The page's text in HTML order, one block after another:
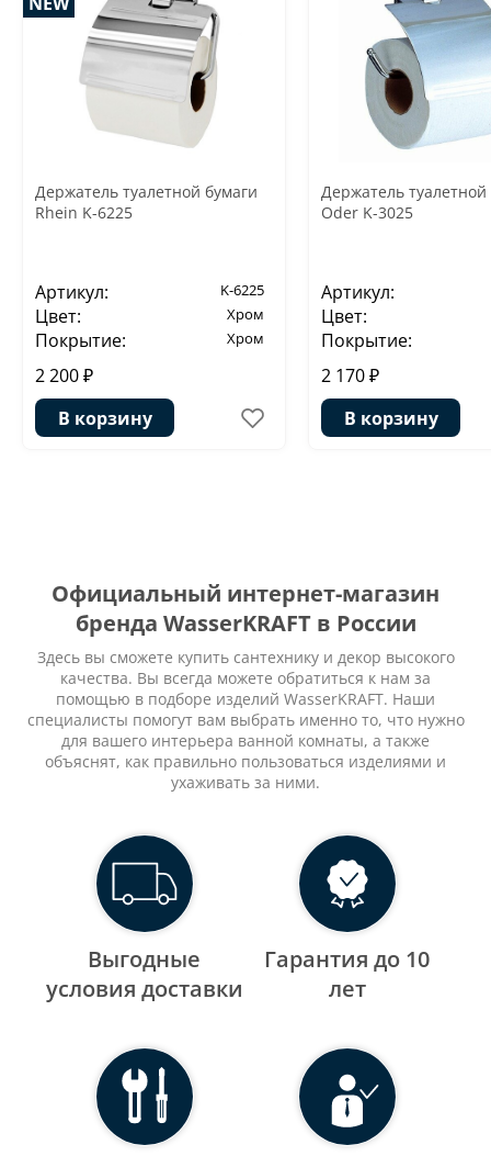
Держатель туалетной бумаги
Rhein K-6225
Артикул: K-6225
Цвет: Хром
Покрытие: Хром
2 200 ₽
В корзину
Держатель туалетной
Oder K-3025
Артикул:
Цвет:
Покрытие:
2 170 ₽
В корзину
Официальный интернет-магазин
бренда WasserKRAFT в России
Здесь вы сможете купить сантехнику и декор высокого
качества. Вы всегда можете обратиться к нам за
помощью в подборе изделий WasserKRAFT. Наши
специалисты помогут вам выбрать именно то, что нужно
для вашего интерьера ванной комнаты, а также
объяснят, как правильно пользоваться изделиями и
ухаживать за ними.
Выгодные
уcловия доставки
Гарантия до 10
лет